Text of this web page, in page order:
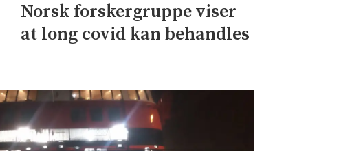
Norsk forskergruppe viser
at long covid kan behandles